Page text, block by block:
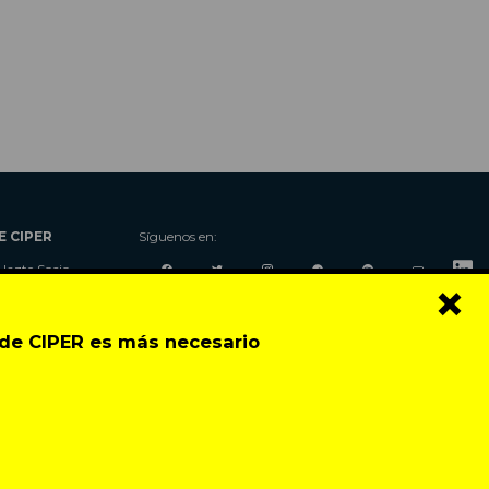
CIPER es más necesario
×
CIPER
Socio
Contacto
Síguenos en: